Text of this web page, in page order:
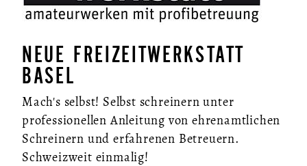
NEUE FREIZEITWERKSTATT
BASEL
Mach's selbst! Selbst schreinern unter
professionellen Anleitung von ehrenamtlichen
Schreinern und erfahrenen Betreuern.
Schweizweit einmalig!